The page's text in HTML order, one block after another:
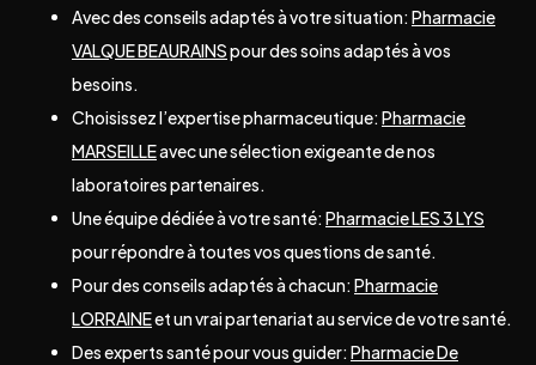
Avec des conseils adaptés à votre situation: Pharmacie
VALQUE BEAURAINSpour des soins adaptés à vos
besoins.
Choisissez l’expertise pharmaceutique: Pharmacie
MARSEILLEavec une sélection exigeante de nos
laboratoires partenaires.
Une équipe dédiée à votre santé: Pharmacie LES 3 LYS
pour répondre à toutes vos questions de santé.
Pour des conseils adaptés à chacun: Pharmacie
LORRAINEet un vrai partenariat au service de votre santé.
Des experts santé pour vous guider: Pharmacie De